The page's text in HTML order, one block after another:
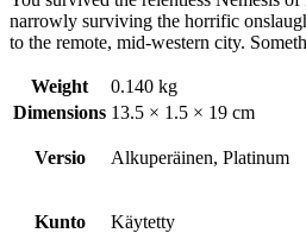
narrowly surviving the horrific
to the remote, mid-western city.
Weight
0.140 kg
Dimensions 13.5 × 1.5 × 19 cm
Versio Alkuperäinen, Platinum
Kunto Käytetty